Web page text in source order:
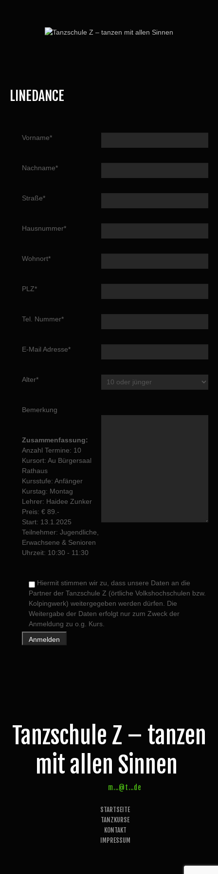
LINEDANCE
Vorname*
Nachname*
Straße*
Hausnummer*
Wohnort*
PLZ*
Tel. Nummer*
E-Mail Adresse*
Alter*
Bemerkung
Zusammenfassung:
Anzahl Termine: 10
Kursort: Au Bürgersaal
Rathaus
Kursstufe: Anfänger
Kurstag: Montag
Lehrer: Haidee Zunker
Preis: € 89.-
Start: 13.1.2025
Teilnehmer: Jugendliche,
Erwachsene & Senioren
Uhrzeit: 10:30 - 11:30
Hiermit stimmen wir zu, dass unsere Daten an die
Partner der Tanzschule Z (örtliche Volkshochschulen bzw.
Kolpingwerk) weitergegeben werden dürfen. Die
Weitergabe der Daten erfolgt nur zum Zweck der
Anmeldung zu o.g. Kurs.
Tanzschule Z – tanzen
mit allen Sinnen
m...@t...de
STARTSEITE
TANZKURSE
KONTAKT
IMPRESSUM